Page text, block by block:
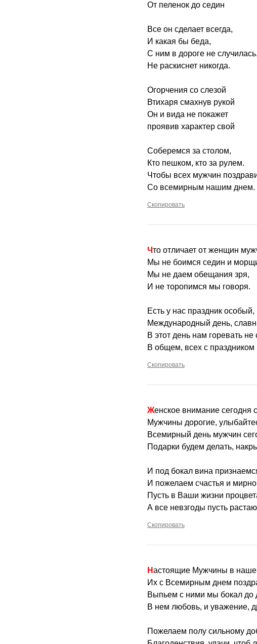
От пеленок до седин
Все он сделает всегда,
И какая бы беда,
С ним в дороге не случилась,
Не раскиснет никогда.
Огорчения со слезой
Втихаря смахнув рукой
Он и вида не покажет
проявив характер свой
Соберемся за столом,
Кто пешком, кто за рулем.
Чтобы всех мужчин
Со всемирным нашим днем.
Скопировать
Что отличает от женщин
Мы не боимся седин и
Мы не даем обещания зря,
И не торопимся мы говоря.
Есть у нас праздник особый,
Международный день,
В этот день нам горевать не
В общем, всех с праздником
Скопировать
Женское внимание сегодня
Мужчины дорогие,
Всемирный день мужчин
Подарки будем делать,
И под бокал вина
И пожелаем счастья и
Пусть в Ваши жизни
А все невзгоды пусть
Скопировать
Настоящие Мужчины в
Их с Всемирным днем
Выпьем с ними мы бокал
В нем любовь, и уважение,
Пожелаем полу сильному